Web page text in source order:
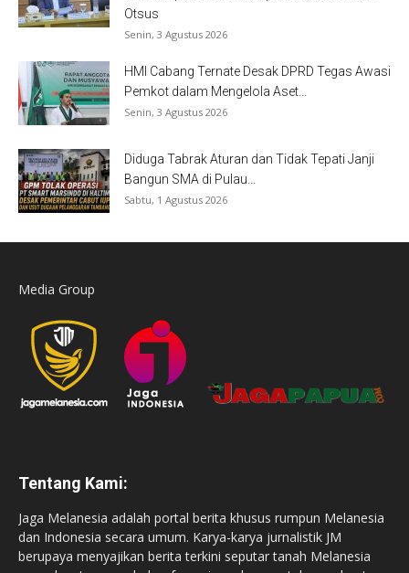
Otsus
Senin, 3 Agustus 2026
HMI Cabang Ternate Desak DPRD Tegas Awasi
Pemkot dalam Mengelola Aset...
Senin, 3 Agustus 2026
Diduga Tabrak Aturan dan Tidak Tepati Janji
Bangun SMA di Pulau...
Sabtu, 1 Agustus 2026
Media Group
Tentang Kami:
Jaga Melanesia adalah portal berita khusus rumpun Melanesia
dan Indonesia secara umum. Karya-karya jurnalistik JM
berupaya menyajikan berita terkini seputar tanah Melanesia